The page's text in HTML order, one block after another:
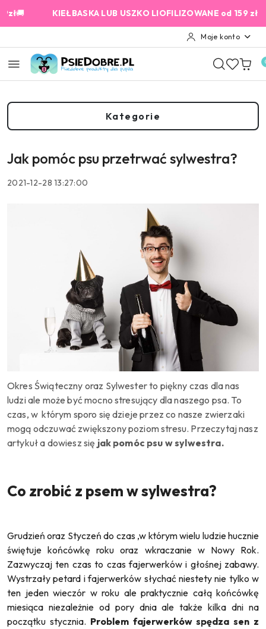
Przejdź do treści głównej
Przejdź do wyszukiwarki
Przejdź do moje konto
Przejdź do menu głównego
Przejdź do stopki
KIEŁBASKA LUB USZKO LIOFILIZOWANE od 159 zł
Moje konto
Kategorie
Jak pomóc psu przetrwać sylwestra?
2021-12-28 13:27:00
Okres Świąteczny oraz Sylwester to piękny czas dla nas
ludzi ale może być mocno stresujący dla naszego psa. To
czas, w którym sporo się dzieje przez co nasze zwierzaki
mogą odczuwać zwiększony poziom stresu. Przeczytaj nasz
artykuł a dowiesz się jak pomóc psu w sylwestra.
Co zrobić z psem w sylwestra?
Grudzień oraz Styczeń do czas ,w którym wielu ludzie hucznie
świętuje końcówkę roku oraz wkraczanie w Nowy Rok.
Zazwyczaj ten czas to czas fajerwerków i głośnej zabawy.
Wystrzały petard i fajerwerków słychać niestety nie tylko w
ten jeden wieczór w roku ale praktycznie całą końcówkę
miesiąca niezależnie od pory dnia ale także kilka dni na
początku stycznia. Problem fajerwerków spędza sen z